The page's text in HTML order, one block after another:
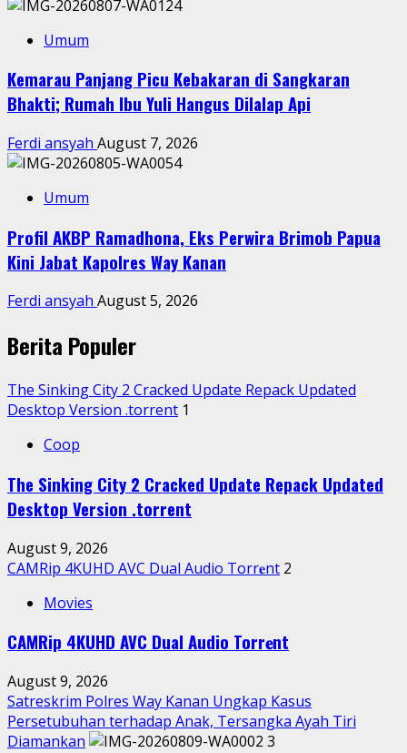
Umum
Kemarau Panjang Picu Kebakaran di Sangkaran
Bhakti; Rumah Ibu Yuli Hangus Dilalap Api
Ferdi ansyah August 7, 2026
Umum
Profil AKBP Ramadhona, Eks Perwira Brimob Papua
Kini Jabat Kapolres Way Kanan
Ferdi ansyah August 5, 2026
Berita Populer
The Sinking City 2 Cracked Update Repack Updated
Desktop Version .torrent 1
Coop
The Sinking City 2 Cracked Update Repack Updated
Desktop Version .torrent
August 9, 2026
CAMRip 4KUHD AVC Dual Audio Torr𝐞nt 2
Movies
CAMRip 4KUHD AVC Dual Audio Torr𝐞nt
August 9, 2026
Satreskrim Polres Way Kanan Ungkap Kasus
Persetubuhan terhadap Anak, Tersangka Ayah Tiri
Diamankan
3